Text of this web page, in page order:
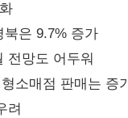
은 9.7% 증가
망도 어두워
소매점 판매는 증
려